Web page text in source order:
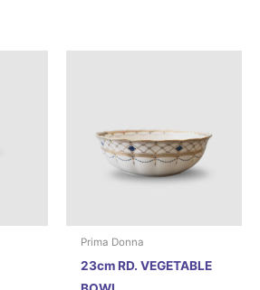
Prima Donna
23cm RD. VEGETABLE